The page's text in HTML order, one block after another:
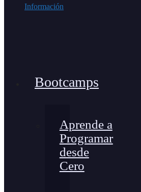
Información
Bootcamps
Aprende a
Programar
desde
Cero